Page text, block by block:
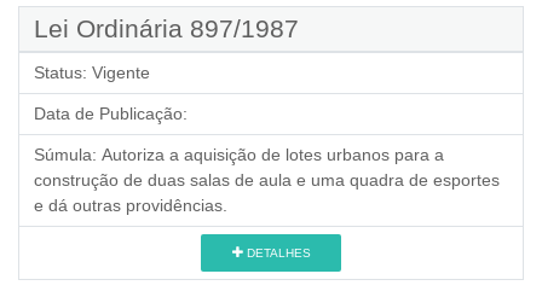
Lei Ordinária 897/1987
Status: Vigente
Data de Publicação:
Súmula: Autoriza a aquisição de lotes urbanos para a
construção de duas salas de aula e uma quadra de esportes
e dá outras providências.
DETALHES